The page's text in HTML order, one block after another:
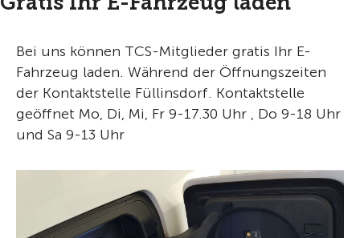
Bei uns können TCS-Mitglieder gratis Ihr E-
Fahrzeug laden. Während der Öffnungszeiten
der Kontaktstelle Füllinsdorf. Kontaktstelle
geöffnet Mo, Di, Mi, Fr 9-17.30 Uhr , Do 9-18 Uhr
und Sa 9-13 Uhr